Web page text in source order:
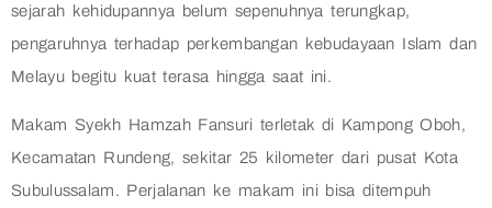
sejarah kehidupannya belum sepenuhnya terungkap,
pengaruhnya terhadap perkembangan kebudayaan Islam dan
Melayu begitu kuat terasa hingga saat ini.
Makam Syekh Hamzah Fansuri terletak di Kampong Oboh,
Kecamatan Rundeng, sekitar 25 kilometer dari pusat Kota
Subulussalam. Perjalanan ke makam ini bisa ditempuh